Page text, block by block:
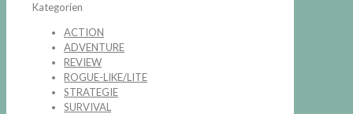
Kategorien
ACTION
ADVENTURE
REVIEW
ROGUE-LIKE/LITE
STRATEGIE
SURVIVAL